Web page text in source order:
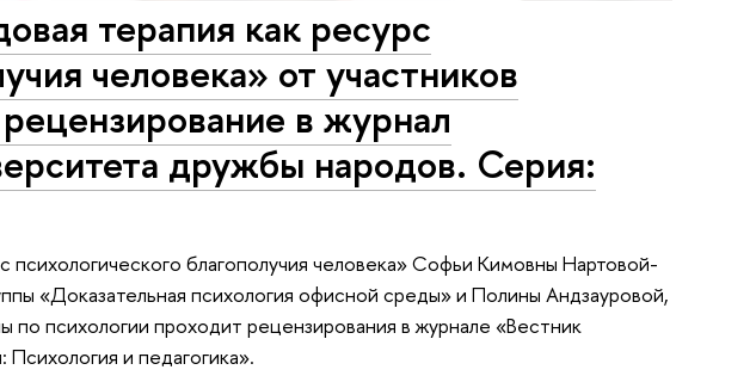
терапия как ресурс
человека» от участников
в журнал
дружбы народов. Серия:
психологического благополучия человека» Софьи Кимовны Нартовой-
«Доказательная психология офисной среды» и Полины Андзауровой,
по психологии проходит рецензирования в журнале «Вестник
и педагогика».